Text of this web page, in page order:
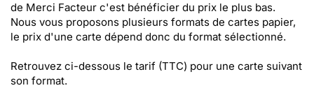
de Merci Facteur c'est bénéficier du prix le plus bas.
Nous vous proposons plusieurs formats de cartes papier,
le prix d'une carte dépend donc du format sélectionné.
Retrouvez ci-dessous le tarif (TTC) pour une carte suivant
son format.